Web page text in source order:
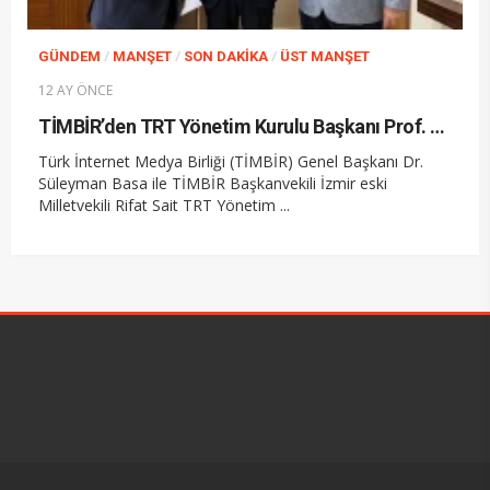
GÜNDEM / MANŞET / SON DAKIKA / ÜST MANŞET
12 AY ÖNCE
TİMBİR’den TRT Yönetim Kurulu Başkanı Prof. Dr. Ferudun Yılmaz’a ziyaret
Türk İnternet Medya Birliği (TİMBİR) Genel Başkanı Dr.
Süleyman Basa ile TİMBİR Başkanvekili İzmir eski
Milletvekili Rifat Sait TRT Yönetim ...